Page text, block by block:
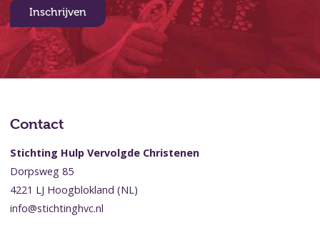
Inschrijven
Contact
Stichting Hulp Vervolgde Christenen
Dorpsweg 85
4221 LJ Hoogblokland (NL)
info@stichtinghvc.nl